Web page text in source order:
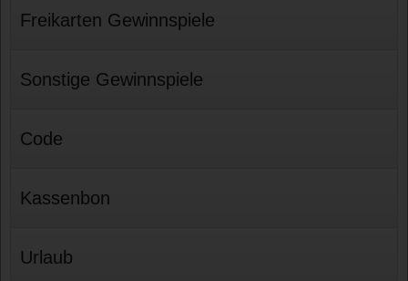
Freikarten Gewinnspiele
Sonstige Gewinnspiele
Code
Kassenbon
Urlaub